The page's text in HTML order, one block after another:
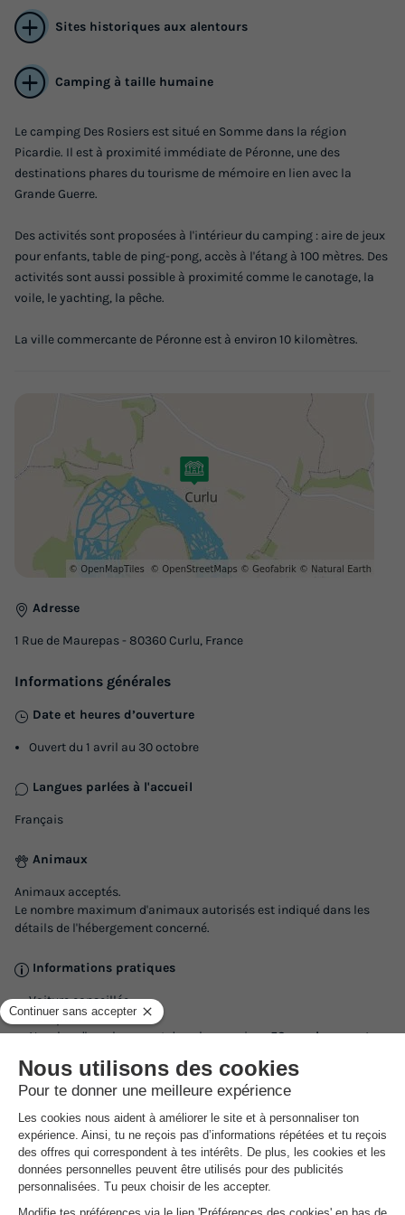
Sites historiques aux alentours
Camping à taille humaine
Le camping Des Rosiers est situé en Somme dans la région
Picardie. Il est à proximité immédiate de Péronne, une des
destinations phares du tourisme de mémoire en lien avec la
Grande Guerre.
Des activités sont proposées à l'intérieur du camping : aire de jeux
pour enfants, table de ping-pong, accès à l'étang à 100 mètres. Des
activités sont aussi possible à proximité comme le canotage, la
voile, le yachting, la pêche.
La ville commercante de Péronne est à environ 10 kilomètres.
Adresse
1 Rue de Maurepas - 80360 Curlu, France
Informations générales
Date et heures d’ouverture
Ouvert du 1 avril au 30 octobre
Langues parlées à l'accueil
Français
Animaux
Animaux acceptés.
Le nombre maximum d'animaux autorisés est indiqué dans les
détails de l'hébergement concerné.
Informations pratiques
Voiture conseillée
Réception
Nombre d'emplacement dans le camping :50 emplacements
Nombre d'emplacement nu dans le camping :4 emplacements
nus
Espaceaquatique